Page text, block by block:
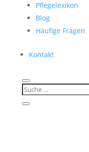
Pflegelexikon
Blog
Häufige Fragen
Kontakt